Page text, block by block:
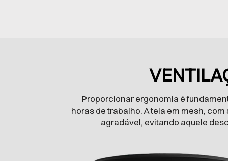
Proporcionar ergonomia é
horas de trabalho. A tela em mesh,
agradável, evitando aquele